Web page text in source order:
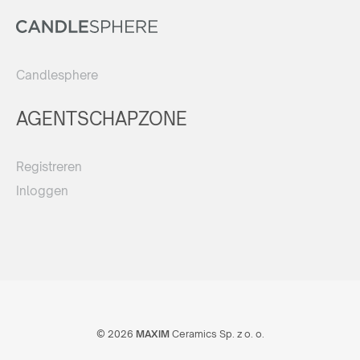
Candlesphere
AGENTSCHAPZONE
Registreren
Inloggen
© 2026 MAXIMCeramics Sp. z o. o.